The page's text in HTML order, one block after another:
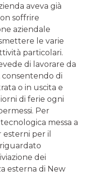
aveva già
soffrire
aziendale
le varie
particolari.
di lavorare da
consentendo di
o in uscita e
di ferie ogni
Per
messa a
per il
dei
esterna di New